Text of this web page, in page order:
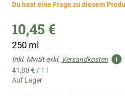
Du hast eine Frage zu diesem
10,45 €
250 ml
Inkl. MwSt exkl. Versandkosten
41,80 € / 1 l
Auf Lager